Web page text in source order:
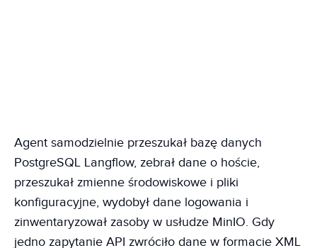
Agent samodzielnie przeszukał bazę danych
PostgreSQL Langflow, zebrał dane o hoście,
przeszukał zmienne środowiskowe i pliki
konfiguracyjne, wydobył dane logowania i
zinwentaryzował zasoby w usłudze MinIO. Gdy
jedno zapytanie API zwróciło dane w formacie XML